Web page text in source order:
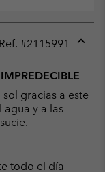
Ref. #2115991
or
gracias a este
y a las
todo el día